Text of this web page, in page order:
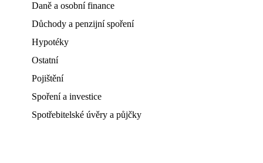
Daně a osobní finance
Důchody a penzijní spoření
Hypotéky
Ostatní
Pojištění
Spoření a investice
Spotřebitelské úvěry a půjčky